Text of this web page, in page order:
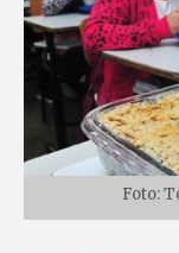
Foto: